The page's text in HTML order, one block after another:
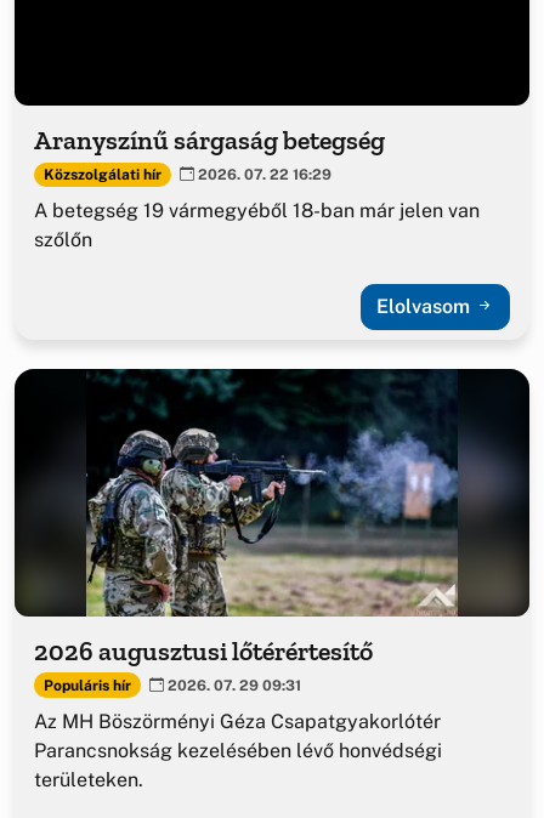
Aranyszínű sárgaság betegség
Közszolgálati hír 2026. 07. 22 16:29
A betegség 19 vármegyéből 18-ban már jelen van
szőlőn
Elolvasom
2026 augusztusi lőtérértesítő
Populáris hír 2026. 07. 29 09:31
Az MH Böszörményi Géza Csapatgyakorlótér
Parancsnokság kezelésében lévő honvédségi
területeken.